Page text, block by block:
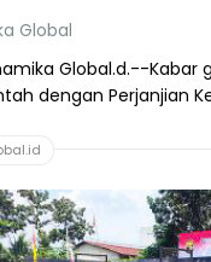
Global
Global.d.--Kabar
dengan Perjanjian